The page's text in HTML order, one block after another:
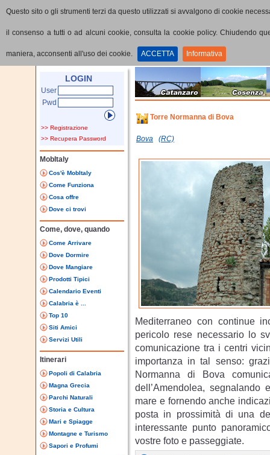
Questo sito o gli strumenti terzi da questo utilizzati si avvalgono di cookie
il consenso a tutti o ad alcuni cookie, consulta la cookie policy. Chiudendo
maniera, acconsenti all'uso dei cookie. ACCETTA Informativa
Dettaglio PoI
LOGIN
User
Pwd
>> Registrazione
>> Recupera Password
MobItaly
Cos'è MobItaly
Come Funziona
Cosa offre
Dove ci trovi
Come, dove, quando
Come Arrivare
Dove Dormire
Dove Mangiare
Prodotti Tipici
Calendario Eventi
Calabria è ...
Top 10
Siti Amici
Servizi Utili
Itinerari
Popoli di Calabria
Magna Grecia
Parchi Naturali
Storia e Cultura
Mari e Spiagge
Montagne e Turismo
Sapori e Profumi
Torre Normanna di Bova
Bova (RC)
Mediterraneo con continue
pericolo rese necessario lo
comunicazione tra i centri
importanza in tal senso:
Normanna di Bova
dell’Amendolea,
mare e fornendo anche
posta in prossimità di una
interessante punto
vostre foto e passeggiate.